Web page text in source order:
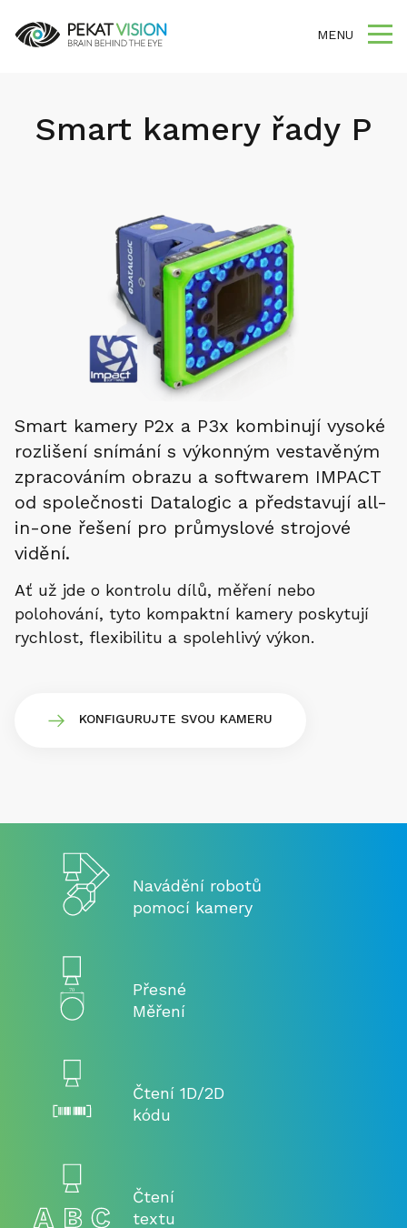
MENU
Smart kamery řady P
Smart kamery P2x a P3x kombinují vysoké
rozlišení snímání s výkonným vestavěným
zpracováním obrazu a softwarem IMPACT
od společnosti Datalogic a představují all-
in-one řešení pro průmyslové strojové
vidění.
Ať už jde o kontrolu dílů, měření nebo
polohování, tyto kompaktní kamery poskytují
rychlost, flexibilitu a spolehlivý výkon.
KONFIGURUJTE SVOU KAMERU
Navádění robotů
pomocí kamery
Přesné
Měření
Čtení 1D/2D
kódu
Čtení
textu